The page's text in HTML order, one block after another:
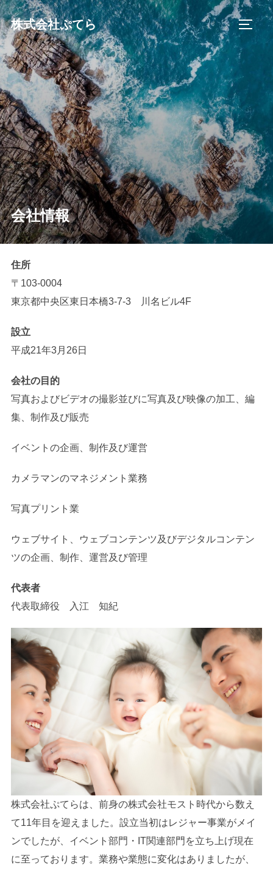
コ
ン
テ
ン
ツ
へ
ス
キ
ッ
プ
株式会社ぷてら サイ
会社情報
住所
〒103-0004
東京都中央区東日本橋3-7-3 川名ビル4F
設立
平成21年3月26日
会社の目的
写真およびビデオの撮影並びに写真及び映像の加工、編
集、制作及び販売
イベントの企画、制作及び運営
カメラマンのマネジメント業務
写真プリント業
ウェブサイト、ウェブコンテンツ及びデジタルコンテン
ツの企画、制作、運営及び管理
代表者
代表取締役 入江 知紀
株式会社ぷてらは、前身の株式会社モスト時代から数え
て11年目を迎えました。設立当初はレジャー事業がメイ
ンでしたが、イベント部門・IT関連部門を立ち上げ現在
に至っております。業務や業態に変化はありましたが、